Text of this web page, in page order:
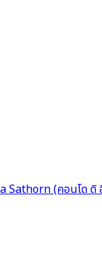
Sathorn (คอนโด ดิ